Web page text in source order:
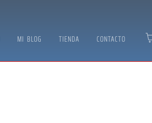
MI BLOG TIENDA CONTACTO